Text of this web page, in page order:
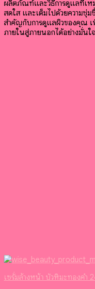
ผลิตภัณฑ์และวิธีการดูแลที่เห
สดใส และเต็มไปด้วยความชุ่
สำคัญกับการดูแลผิวของคุณ เ
ภายในสู่ภายนอกได้อย่างมั่นใ
เซรั่มล้างหน้า บัวหิมะทองคํา